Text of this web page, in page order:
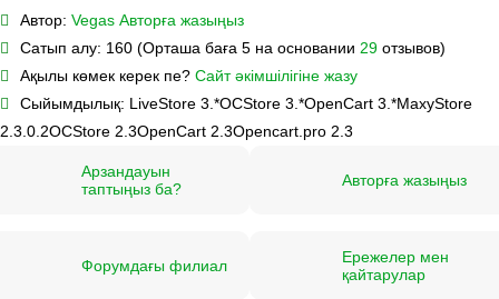
Автор: Vegas Авторға жазыңыз
Сатып алу: 160 (Орташа баға 5 на основании 29 отзывов)
Ақылы көмек керек пе? Сайт әкімшілігіне жазу
Сыйымдылық: LiveStore 3.*OCStore 3.*OpenCart 3.*MaxyStore
2.3.0.2OCStore 2.3OpenCart 2.3Opencart.pro 2.3
Арзандауын
таптыңыз ба?
Авторға жазыңыз
Форумдағы филиал
Ережелер мен
қайтарулар